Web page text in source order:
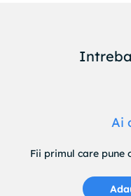
Ai
Fii primul care pune